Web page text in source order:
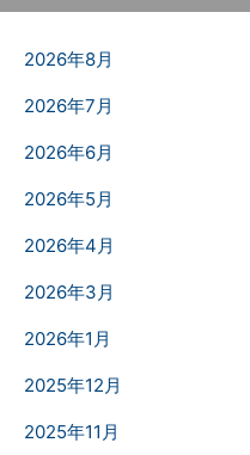
2026年8月
2026年7月
2026年6月
2026年5月
2026年4月
2026年3月
2026年1月
2025年12月
2025年11月